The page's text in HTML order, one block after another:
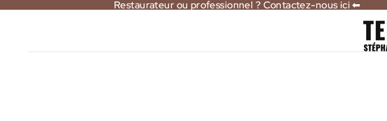
Restaurateur ou professionnel ? Contactez-nous ici ⬅
Restaurateur ou professionnel ? Contactez-nous ici ⬅